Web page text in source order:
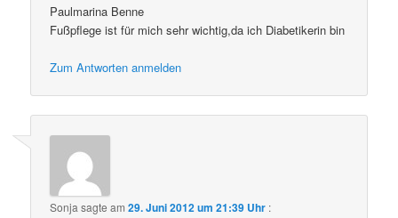
Paulmarina Benne
Fußpflege ist für mich sehr wichtig,da ich Diabetikerin bin
Zum Antworten anmelden
Sonja sagte am29. Juni 2012 um 21:39 Uhr :